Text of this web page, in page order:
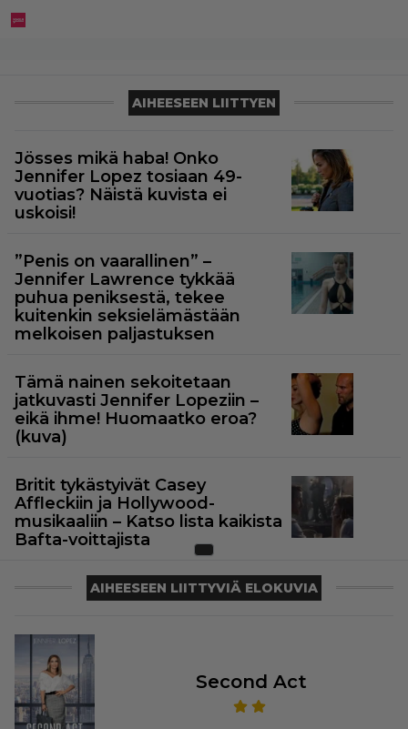
AIHEESEEN LIITTYEN
Jösses mikä haba! Onko
Jennifer Lopez tosiaan 49-
vuotias? Näistä kuvista ei
uskoisi!
”Penis on vaarallinen” –
Jennifer Lawrence tykkää
puhua peniksestä, tekee
kuitenkin seksielämästään
melkoisen paljastuksen
Tämä nainen sekoitetaan
jatkuvasti Jennifer Lopeziin –
eikä ihme! Huomaatko eroa?
(kuva)
Britit tykästyivät Casey
Affleckiin ja Hollywood-
musikaaliin – Katso lista kaikista
Bafta-voittajista
AIHEESEEN LIITTYVIÄ ELOKUVIA
Second Act